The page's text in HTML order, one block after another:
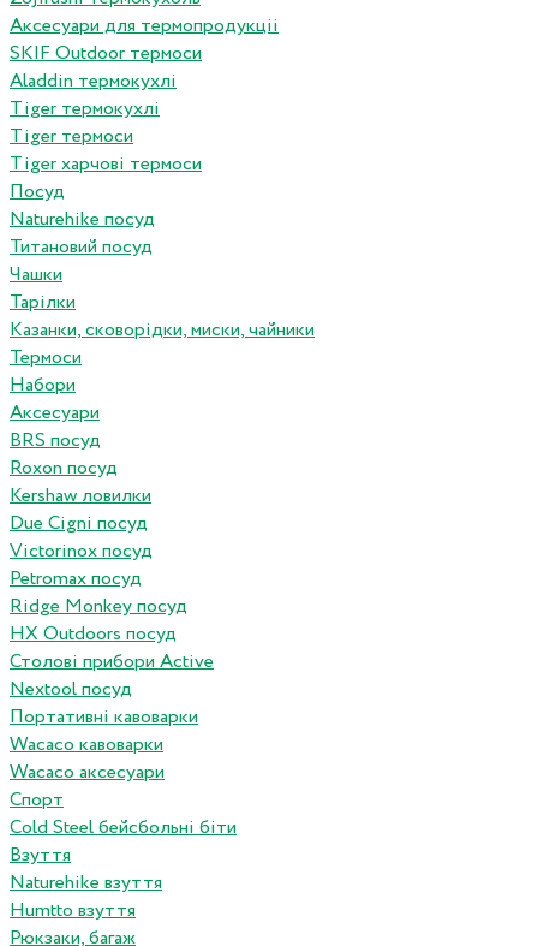
Аксесуари для термопродукціі
SKIF Outdoor термоси
Aladdin термокухлі
Tiger термокухлі
Tiger термоси
Tiger харчові термоси
Посуд
Naturehike посуд
Титановий посуд
Чашки
Тарілки
Казанки, сковорідки, миски, чайники
Термоси
Набори
Аксесуари
BRS посуд
Roxon посуд
Kershaw ловилки
Due Cigni посуд
Victorinox посуд
Petromax посуд
Ridge Monkey посуд
HX Outdoors посуд
Столові прибори Active
Nextool посуд
Портативні кавоварки
Wacaco кавоварки
Wacaco аксесуари
Спорт
Cold Steel бейсбольні біти
Взуття
Naturehike взуття
Humtto взуття
Рюкзаки, багаж